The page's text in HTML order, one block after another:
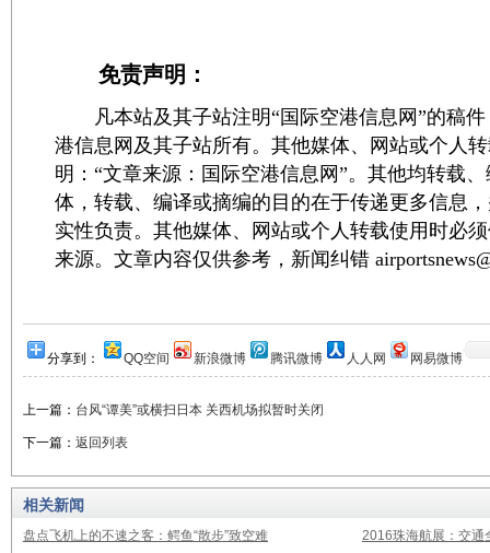
免责声明：
凡本站及其子站注明“国际空港信息网”的稿件
港信息网及其子站所有。其他媒体、网站或个人
明：“文章来源：国际空港信息网”。其他均转载
体，转载、编译或摘编的目的在于传递更多信息
实性负责。其他媒体、网站或个人转载使用时必
来源。文章内容仅供参考，新闻纠错
分享到： QQ空间 新浪微博 腾讯微博 人人网 网易微博
上一篇： 台风“谭美”或横扫日本 关西机场拟暂时关闭
下一篇： 返回列表
相关新闻
盘点飞机上的不速之客：鳄鱼“散步”致空难
2016珠海航展：交通